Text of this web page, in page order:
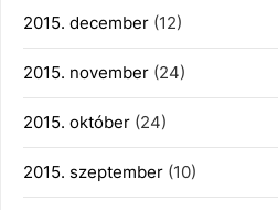
2015. december (12)
2015. november (24)
2015. október (24)
2015. szeptember (10)